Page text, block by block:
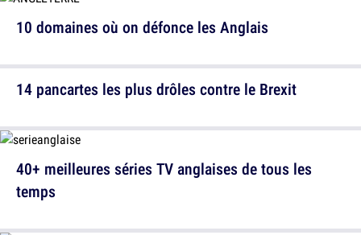
10 domaines où on défonce les Anglais
40+ meilleures séries TV anglaises de tous les
temps
14 pancartes les plus drôles contre le Brexit